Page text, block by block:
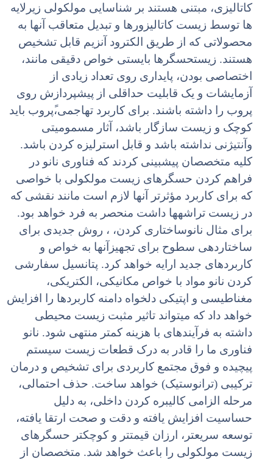
کاتالیزی، مبتنی هستند بر شناسایی مولکولی زیرلایه
ها توسط زیست کاتالیزورها و تبدیل متعاقب آنها به
محصولاتی که از طریق الکترود آنزیم قابل تشخیص
هستند. زیستحسگرها بایستی خواص دقیقی مانند،
اختصاصی بودن، پایداری روی تعداد زیادی از
آزمایشات و یک قابلیت حداقلی از پیشپردازش روی
پروب را داشته باشند. برای کاربرد تهاجمی،ًپروب باید
کوچک و زیست سازگار باشد، آثار مسمومیتی
وآنتیژنی نداشته باشد و قابل استرلیزه کردن باشد.
کلیه متخصصان پیشبینی کردند که فناوری نانو در
فراهم کردن حسگرهای زیست مولکولی با خواصی
که برای کاربرد مؤثرتر آنها لازم است مانند نقشی که
در زیست تراشهها داشت منحصر به فرد خواهد بود.
برای مثال نانوساختاری کردن، ، روش جدیدی برای
ساختاردهی سطوح برای تجهیزآنها به خواص و
کاربردهای جدید ارایه خواهد کرد. پتانسیل سفارشی
کردن نانو مواد با خواص مکانیکی، الکتریکی،
مغناطیسی و اپتیکی دلخواه دامنه کاربردها را افزایش
خواهد داد که میتواند تاثیر مثبت زیست محیطی
داشته به فرآیندهای با هزینه کمتر منتهی شود. نانو
فناوری ما را قادر به درک قطعات زیست سیستم
پیچیده و فوق مجتمع کاربردی برای تشخیص و درمان
ترکیبی (ترانوستیک) خواهد ساخت. حذف احتمالی،
مرحله الزامی کالیبره کردن داخلی، به دلیل
حساسیت افزایش یافته و دقت و صحت ارتقا یافته،
توسعه سریعتر، ارزان قیمتتر و کوچکتر حسگرهای
زیست مولکولی را باعث خواهد شد. متخصصان از